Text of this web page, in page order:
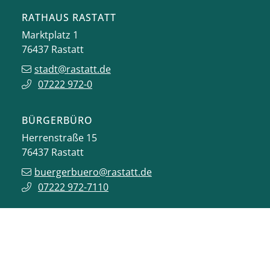
RATHAUS RASTATT
Marktplatz 1
76437 Rastatt
stadt@rastatt.de
07222 972-0
BÜRGERBÜRO
Herrenstraße 15
76437 Rastatt
buergerbuero@rastatt.de
07222 972-7110